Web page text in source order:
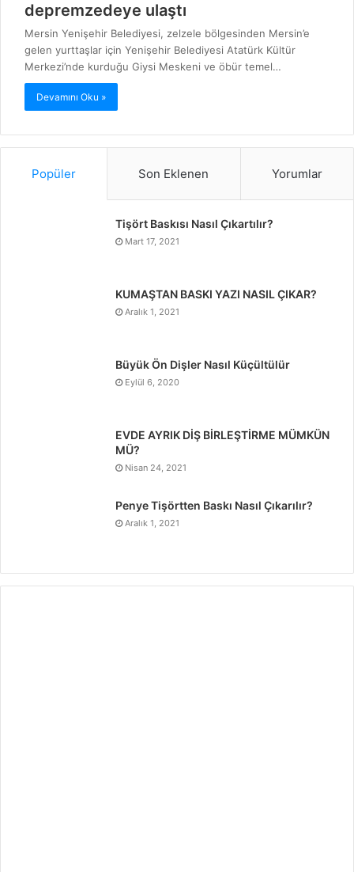
depremzedeye ulaştı
Mersin Yenişehir Belediyesi, zelzele bölgesinden Mersin’e
gelen yurttaşlar için Yenişehir Belediyesi Atatürk Kültür
Merkezi’nde kurduğu Giysi Meskeni ve öbür temel…
Devamını Oku »
Popüler Son Eklenen Yorumlar
Tişört Baskısı Nasıl Çıkartılır?
Mart 17, 2021
KUMAŞTAN BASKI YAZI NASIL ÇIKAR?
Aralık 1, 2021
Büyük Ön Dişler Nasıl Küçültülür
Eylül 6, 2020
EVDE AYRIK DİŞ BİRLEŞTİRME MÜMKÜN
MÜ?
Nisan 24, 2021
Penye Tişörtten Baskı Nasıl Çıkarılır?
Aralık 1, 2021